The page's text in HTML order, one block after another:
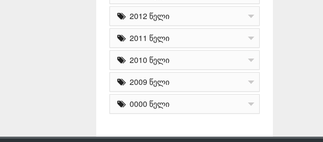
2012 წელი
2011 წელი
2010 წელი
2009 წელი
0000 წელი